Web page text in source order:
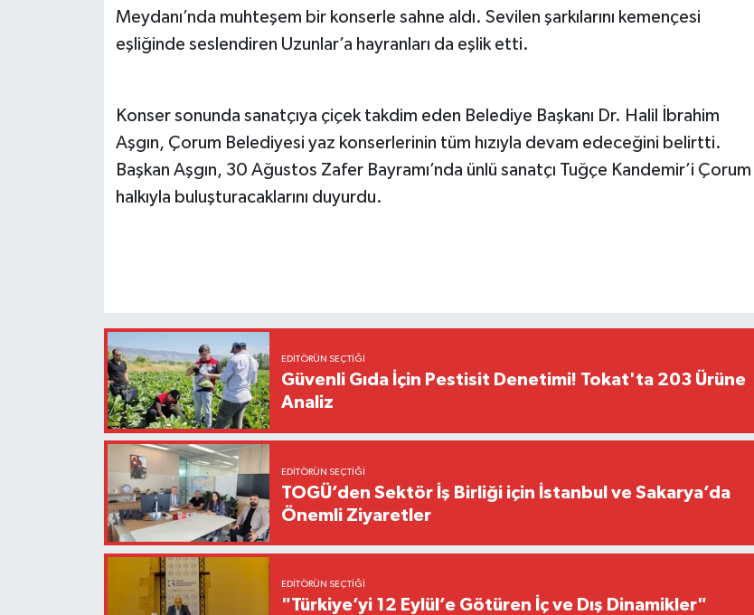
Meydanı’nda muhteşem bir konserle sahne aldı. Sevilen şarkılarını kemençesi
eşliğinde seslendiren Uzunlar’a hayranları da eşlik etti.
Konser sonunda sanatçıya çiçek takdim eden Belediye Başkanı Dr. Halil İbrahim
Aşgın, Çorum Belediyesi yaz konserlerinin tüm hızıyla devam edeceğini belirtti.
Başkan Aşgın, 30 Ağustos Zafer Bayramı’nda ünlü sanatçı Tuğçe Kandemir’i Çorum
halkıyla buluşturacaklarını duyurdu.
EDITÖRÜN SEÇTIĞI
Güvenli Gıda İçin Pestisit Denetimi! Tokat'ta 203 Ürüne
Analiz
EDITÖRÜN SEÇTIĞI
TOGÜ’den Sektör İş Birliği için İstanbul ve Sakarya’da
Önemli Ziyaretler
EDITÖRÜN SEÇTIĞI
"Türkiye’yi 12 Eylül’e Götüren İç ve Dış Dinamikler"